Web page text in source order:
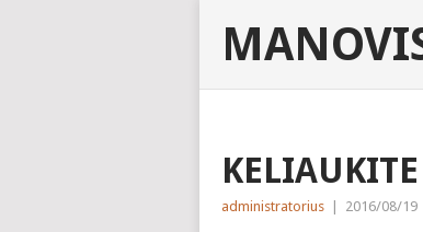
administratorius 2016/08/19